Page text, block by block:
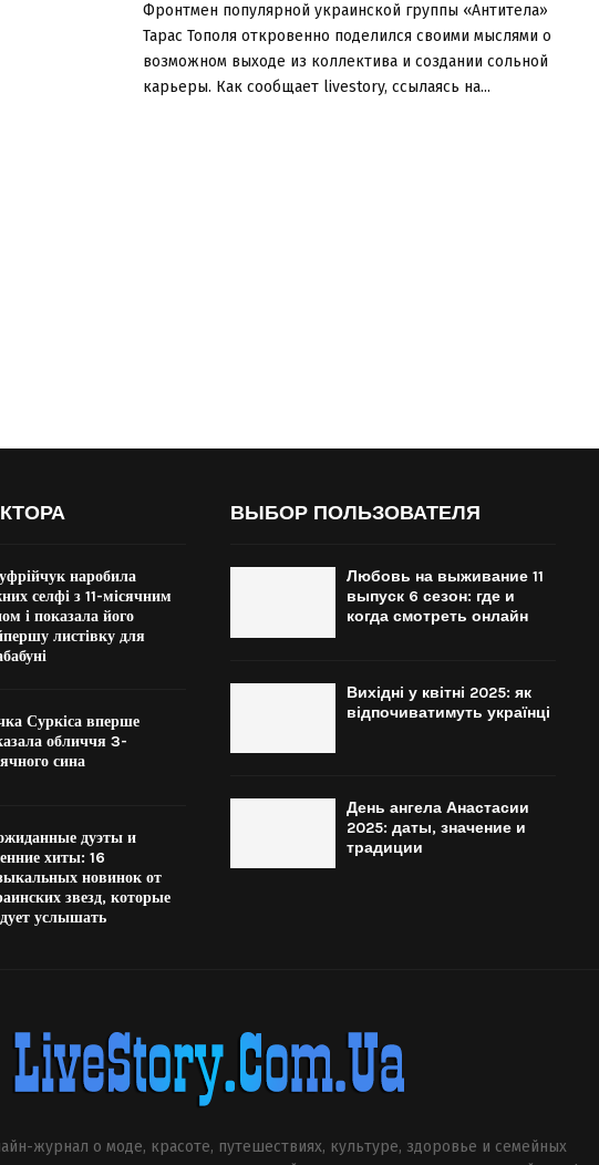
Фронтмен популярной украинской группы «Антитела»
Тарас Тополя откровенно поделился своими мыслями о
возможном выходе из коллектива и создании сольной
карьеры. Как сообщает livestory, ссылаясь на...
наробила
селфі з 11-місячним
і показала його
листівку для
Суркіса вперше
обличчя 3-
сина
дуэты и
хиты: 16
новинок от
звезд, которые
услышать
ВЫБОР ПОЛЬЗОВАТЕЛЯ
Любовь на выживание 11
выпуск 6 сезон: где и
когда смотреть онлайн
Вихідні у квітні 2025: як
відпочиватимуть українці
День ангела Анастасии
2025: даты, значение и
традиции
журнал о моде, красоте, путешествиях, культуре, здоровье и семейных